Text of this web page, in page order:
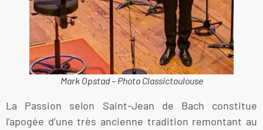
Mark Opstad – Photo Classictoulouse
La Passion selon Saint-Jean de Bach constitue
l’apogée d’une très ancienne tradition remontant au